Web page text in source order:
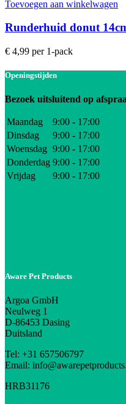
Toevoegen aan winkelwagen
Runderhuid donut
€ 4,99 per 1-pack
Openingstijden
Bezoek uitsluitend op
Maandag
9:00 - 17:00
Dinsdag
9:00 - 17:00
Woensdag 9:00 - 17:00
Donderdag 9:00 - 17:00
Vrijdag
9:00 - 17:00
Aware Pet Products
Argoa GmbH
Neulweg 1
D-86453 Dasing
Duitsland
Tel: +31 657506797
Email:
HRB31176